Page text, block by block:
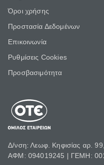
Όροι χρήσης
Προστασία Δεδομένων
Επικοινωνία
Ρυθμίσεις Cookies
Προσβασιμότητα
Δ/νση: Λεωφ. Κηφισίας αρ.
ΑΦΜ: 094019245 | ΓΕΜΗ: